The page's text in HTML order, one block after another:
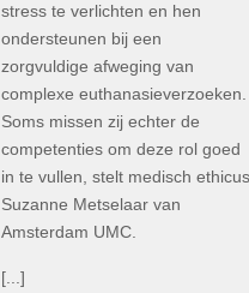
stress te verlichten en hen
ondersteunen bij een
zorgvuldige afweging van
complexe euthanasieverzoeken.
Soms missen zij echter de
competenties om deze rol goed
in te vullen, stelt medisch ethicus
Suzanne Metselaar van
Amsterdam UMC.
[...]